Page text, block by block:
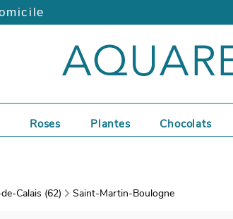
Roses Plantes Chocolats
Calais (62) Saint-Martin-Boulogne